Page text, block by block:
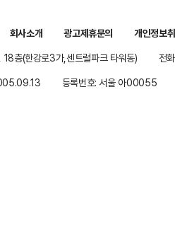
회사소개 광고제휴문의
개인정보
층(한강로3가,센트럴파크 타워동)
전
등록번호: 서울 아00055